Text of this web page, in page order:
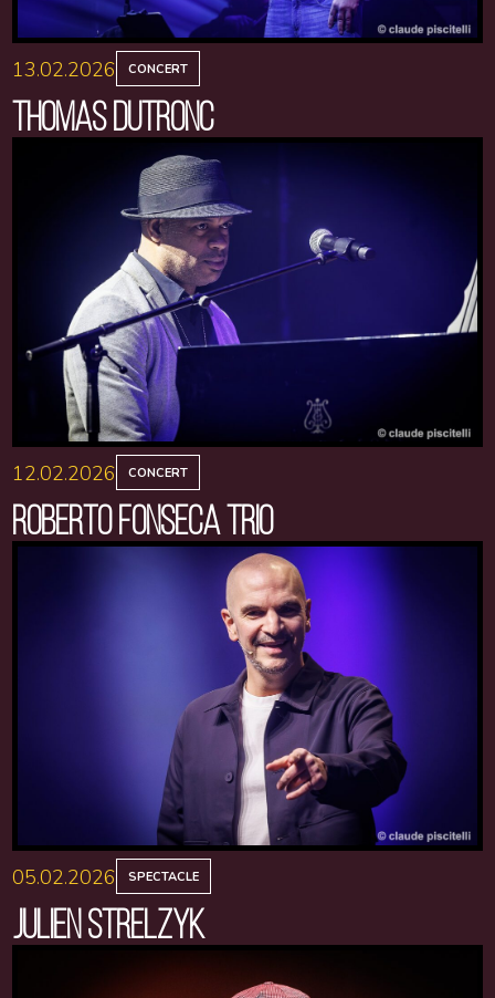
13.02.2026 CONCERT
THOMAS DUTRONC
12.02.2026 CONCERT
ROBERTO FONSECA TRIO
05.02.2026 SPECTACLE
JULIEN STRELZYK